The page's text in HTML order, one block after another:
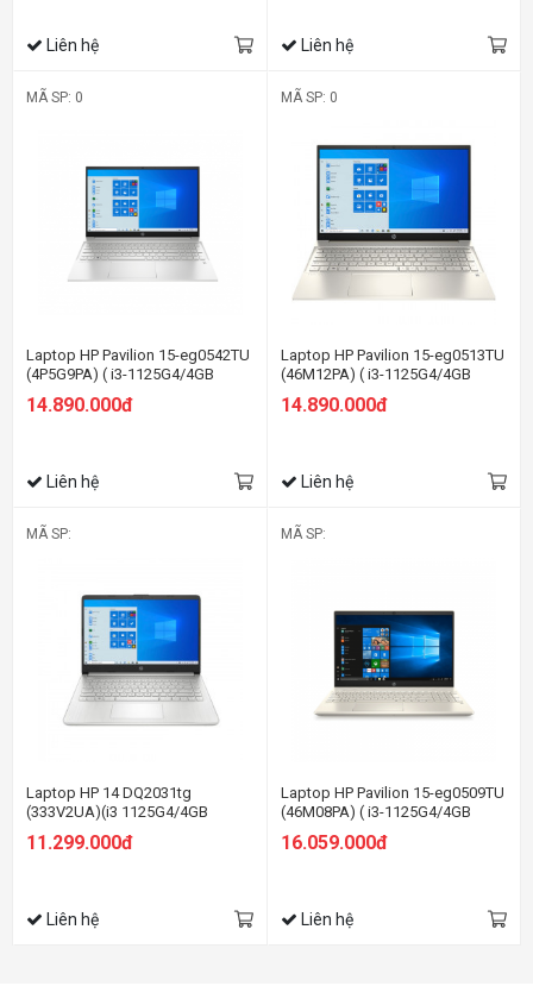
Liên hệ Liên hệ
MÃ SP: 0
Laptop HP Pavilion 15-eg0542TU
(4P5G9PA) ( i3-1125G4/4GB
RAM/256GB SSD/15.6
FHD/Win11/Bạc)
14.890.000đ
Liên hệ
MÃ SP: 0
Laptop HP Pavilion 15-eg0513TU
(46M12PA) ( i3-1125G4/4GB
RAM/256GB SSD/15.6
FHD/Win11/Vàng)
14.890.000đ
Liên hệ
MÃ SP:
Laptop HP 14 DQ2031tg
(333V2UA)(i3 1125G4/4GB
FHD/Win/Bạc)
11.299.000đ
Liên hệ
MÃ SP:
Laptop HP Pavilion 15-eg0509TU
(46M08PA) ( i3-1125G4/4GB
FHD/Win10/Vàng)
16.059.000đ
Liên hệ